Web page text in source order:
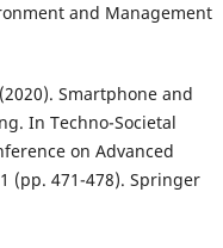
and Management
Smartphone and
In Techno-Societal
on Advanced
(pp. 471-478). Springer